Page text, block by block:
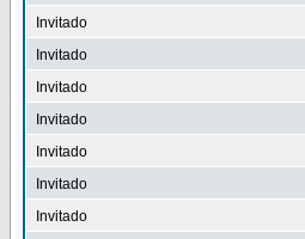
Invitado
Invitado
Invitado
Invitado
Invitado
Invitado
Invitado